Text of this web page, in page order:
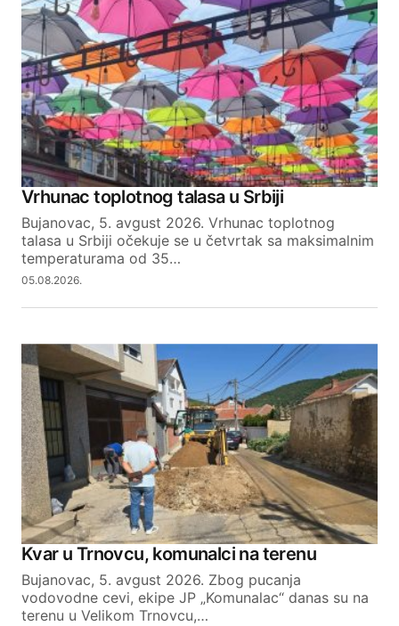
Vrhunac toplotnog talasa u Srbiji
Bujanovac, 5. avgust 2026. Vrhunac toplotnog
talasa u Srbiji očekuje se u četvrtak sa maksimalnim
temperaturama od 35…
05.08.2026.
Kvar u Trnovcu, komunalci na terenu
Bujanovac, 5. avgust 2026. Zbog pucanja
vodovodne cevi, ekipe JP „Komunalac“ danas su na
terenu u Velikom Trnovcu,…